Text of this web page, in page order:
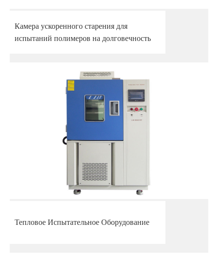
Камера ускоренного старения для
испытаний полимеров на долговечность
Тепловое Испытательное Оборудование